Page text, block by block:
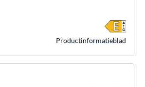
Product­informatieblad